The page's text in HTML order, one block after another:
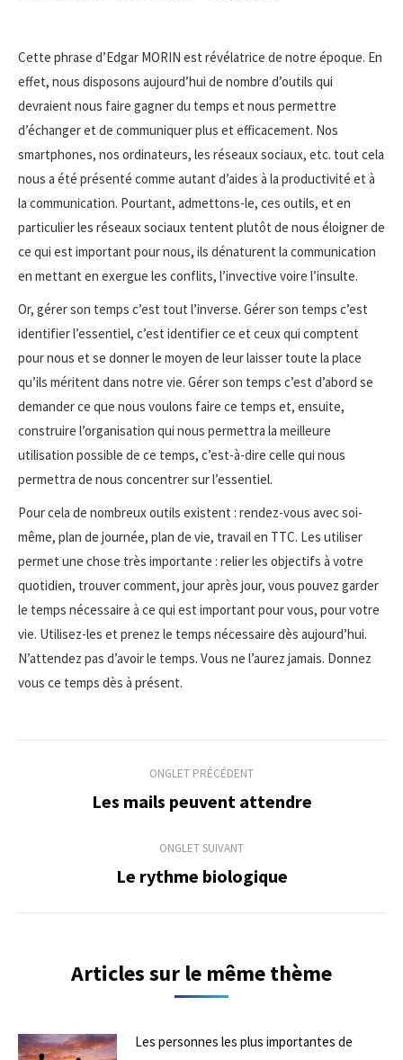
Cette phrase d’Edgar MORIN est révélatrice de notre époque. En
effet, nous disposons aujourd’hui de nombre d’outils qui
devraient nous faire gagner du temps et nous permettre
d’échanger et de communiquer plus et efficacement. Nos
smartphones, nos ordinateurs, les réseaux sociaux, etc. tout cela
nous a été présenté comme autant d’aides à la productivité et à
la communication. Pourtant, admettons-le, ces outils, et en
particulier les réseaux sociaux tentent plutôt de nous éloigner de
ce qui est important pour nous, ils dénaturent la communication
en mettant en exergue les conflits, l’invective voire l’insulte.
Or, gérer son temps c’est tout l’inverse. Gérer son temps c’est
identifier l’essentiel, c’est identifier ce et ceux qui comptent
pour nous et se donner le moyen de leur laisser toute la place
qu’ils méritent dans notre vie. Gérer son temps c’est d’abord se
demander ce que nous voulons faire ce temps et, ensuite,
construire l’organisation qui nous permettra la meilleure
utilisation possible de ce temps, c’est-à-dire celle qui nous
permettra de nous concentrer sur l’essentiel.
Pour cela de nombreux outils existent : rendez-vous avec soi-
même, plan de journée, plan de vie, travail en TTC. Les utiliser
permet une chose très importante : relier les objectifs à votre
quotidien, trouver comment, jour après jour, vous pouvez garder
le temps nécessaire à ce qui est important pour vous, pour votre
vie. Utilisez-les et prenez le temps nécessaire dès aujourd’hui.
N’attendez pas d’avoir le temps. Vous ne l’aurez jamais. Donnez
vous ce temps dès à présent.
commentaire
ONGLET PRÉCÉDENT
Onglet
Les mails peuvent attendre
ONGLET SUIVANT
Onglet
Le rythme biologique
Articles sur le même thème
Les personnes les plus importantes de